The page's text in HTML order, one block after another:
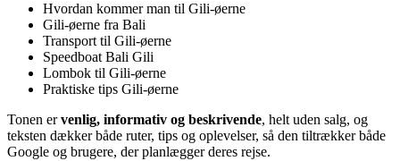
Hvordan kommer man til Gili-øerne
Gili-øerne fra Bali
Transport til Gili-øerne
Speedboat Bali Gili
Lombok til Gili-øerne
Praktiske tips Gili-øerne
Tonen ervenlig, informativ og beskrivende, helt uden salg, og
teksten dækker både ruter, tips og oplevelser, så den tiltrækker både
Google og brugere, der planlægger deres rejse.